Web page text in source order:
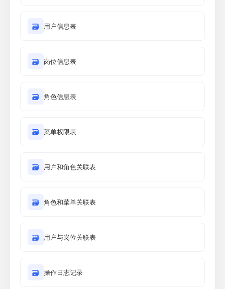
🗃 用户信息表
🗃 岗位信息表
🗃 角色信息表
🗃 菜单权限表
🗃 用户和角色关联表
🗃 角色和菜单关联表
🗃 用户与岗位关联表
🗃 操作日志记录